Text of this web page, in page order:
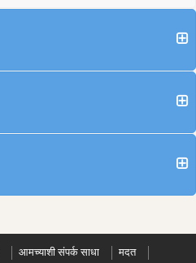
आमच्याशी संपर्क साधा
मदत